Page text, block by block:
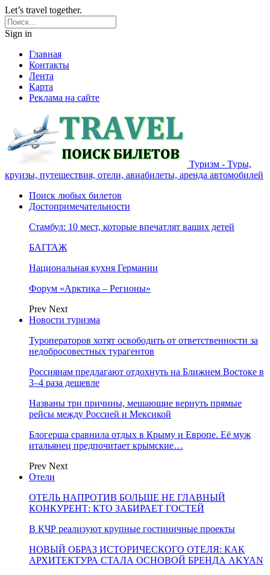
Let’s travel together.
Sign in
Главная
Контакты
Лента
Карта
Реклама на сайте
Туризм - Туры,
круизы, путешествия, отели, авиабилеты, аренда автомобилей
Поиск любых билетов
Достопримечательности
Стамбул: 10 мест, которые впечатлят ваших детей
БАГГАЖ
Национальная кухня Германии
Форум «Арктика – Регионы»
Prev Next
Новости туризма
Туроператоров хотят освободить от ответственности за
недобросовестных турагентов
Россиянам предлагают отдохнуть на Ближнем Востоке в
3–4 раза дешевле
Названы три причины, мешающие вернуть прямые
рейсы между Россией и Мексикой
Блогерша сравнила отдых в Крыму и Европе. Её муж
итальянец предпочитает крымские…
Prev Next
Отели
ОТЕЛЬ НАПРОТИВ БОЛЬШЕ НЕ ГЛАВНЫЙ
КОНКУРЕНТ: КТО ЗАБИРАЕТ ГОСТЕЙ
В КЧР реализуют крупные гостиничные проекты
НОВЫЙ ОБРАЗ ИСТОРИЧЕСКОГО ОТЕЛЯ: КАК
АРХИТЕКТУРА СТАЛА ОСНОВОЙ БРЕНДА AKYAN